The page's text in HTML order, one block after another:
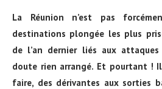
La Réunion n’est pas
destinations plongée les plus
de l’an dernier liés aux
doute rien arrangé. Et pourtant !
faire, des dérivantes aux sorties